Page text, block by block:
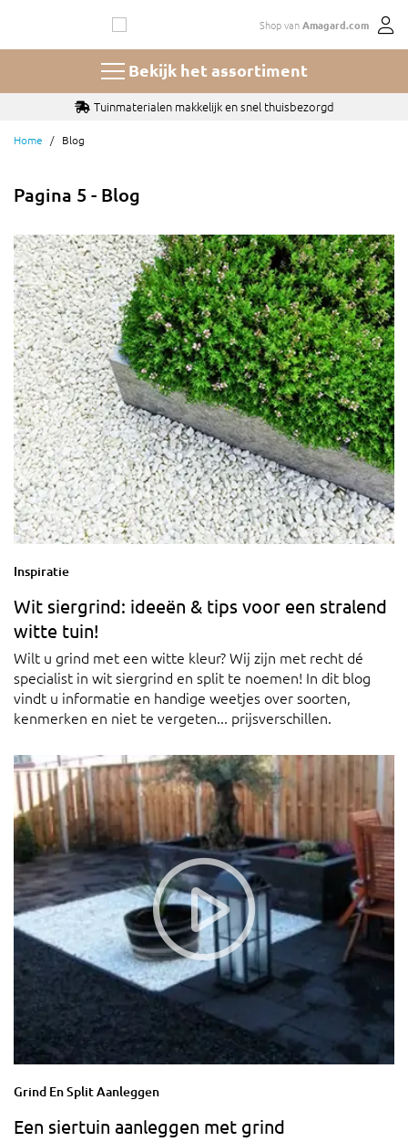
de
Shop vanAmagard.com
Bekijk het assortiment
Tuinmaterialen makkelijk en snel thuisbezorgd
Home Blog
Pagina 5 - Blog
Inspiratie
Wit siergrind: ideeën & tips voor een stralend
witte tuin!
Wilt u grind met een witte kleur? Wij zijn met recht dé
specialist in wit siergrind en split te noemen! In dit blog
vindt u informatie en handige weetjes over soorten,
kenmerken en niet te vergeten... prijsverschillen.
Grind En Split Aanleggen
Een siertuin aanleggen met grind